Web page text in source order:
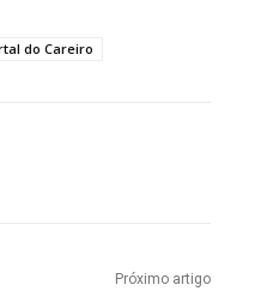
do Careiro
Próximo artigo